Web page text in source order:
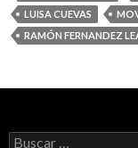
LUISA CUEVAS
RAMÓN FERNANDEZ
Buscar: